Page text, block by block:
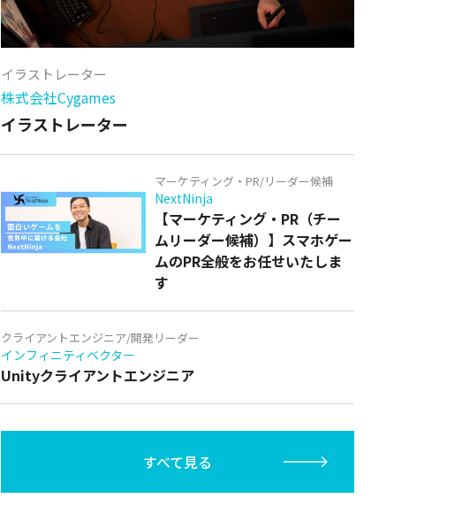
イラストレーター
株式会社Cygames
イラストレーター
マーケティング・PR/リーダー候補
NextNinja
【マーケティング・PR（チー
ムリーダー候補）】スマホゲー
ムのPR全般をお任せいたしま
す
クライアントエンジニア/開発リーダー
インフィニティベクター
Unityクライアントエンジニア
すべて見る